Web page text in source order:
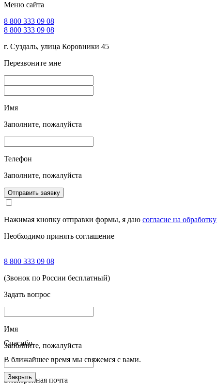
Меню сайта
8 800 333 09 08
8 800 333 09 08
г. Суздаль, улица Коровники 45
Перезвоните мне
Имя
Заполните, пожалуйста
Телефон
Заполните, пожалуйста
Отправить заявку
Нажимая кнопку отправки формы, я даю согласие на
Необходимо принять соглашение
8 800 333 09 08
(Звонок по России бесплатный)
Задать вопрос
Имя
Заполните, пожалуйста
Электронная почта
Спасибо
В ближайшее время мы свяжемся с вами.
Закрыть